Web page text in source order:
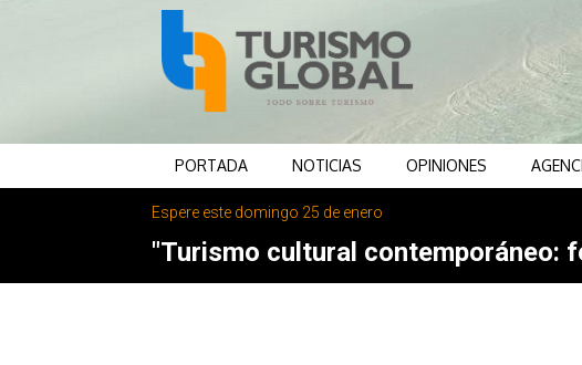
PORTADA NOTICIAS OPINIONES
Espere este domingo 25 de enero
"Turismo cultural contemporáneo: